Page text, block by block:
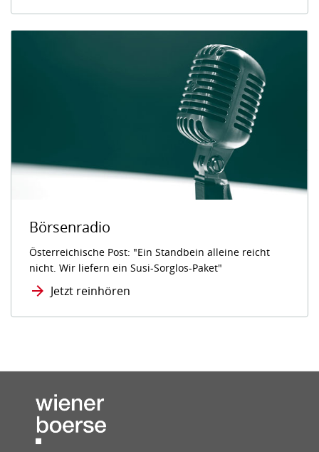
Börsenradio
Österreichische Post: "Ein Standbein alleine reicht
nicht. Wir liefern ein Susi-Sorglos-Paket"
Jetzt reinhören